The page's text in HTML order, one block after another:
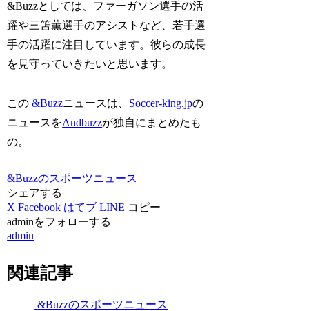
&Buzzとしては、ファーガソン選手の活
躍や三笘薫選手のアシストなど、若手選
手の活躍に注目しています。彼らの成長
を見守っていきたいと思います。
この &Buzzニュースは、 Soccer-king.jpの
ニュースをAndbuzzが独自にまとめたも
の。
&Buzzのスポーツニュース
シェアする
X Facebook はてブ LINE コピー
adminをフォローする
admin
関連記事
&Buzzのスポーツニュース